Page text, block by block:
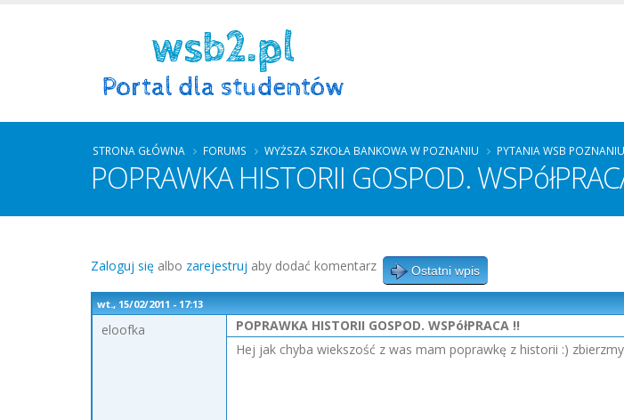
STRONA GŁÓWNA FORUMS WYŻSZA SZKOŁA BANKOWA W POZNANIU PYTANIA WSB POZNANIU
POPRAWKA HISTORII GOSPOD.
Zaloguj się albo zarejestruj aby dodać komentarz Ostatni wpis
wt., 15/02/2011 - 17:13
eloofka
POPRAWKA HISTORII GOSPOD. WSPółPRACA !!
Hej jak chyba wiekszość z was mam poprawkę z historii :)